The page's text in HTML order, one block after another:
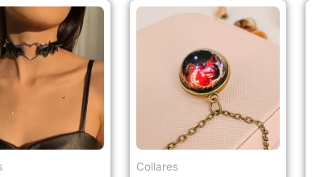
Collares
Este
producto
tiene
múltiples
variantes.
Las
opciones